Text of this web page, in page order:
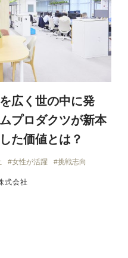
広く世の中に発
プロダクツが新本
た価値とは？
女性が活躍 挑戦志向
式会社